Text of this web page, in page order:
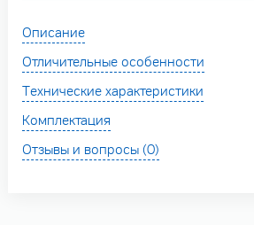
Описание
Отличительные особенности
Технические характеристики
Комплектация
Отзывы и вопросы (0)